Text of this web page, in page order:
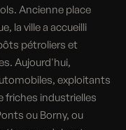
Ancienne place
la ville a accueilli
pétroliers et
Aujourd'hui,
exploitants
friches industrielles
ou Borny, ou